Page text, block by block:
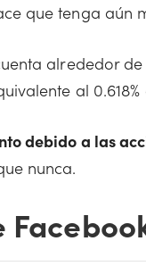
que tenga aún
alrededor de
al
debido a las
nunca.